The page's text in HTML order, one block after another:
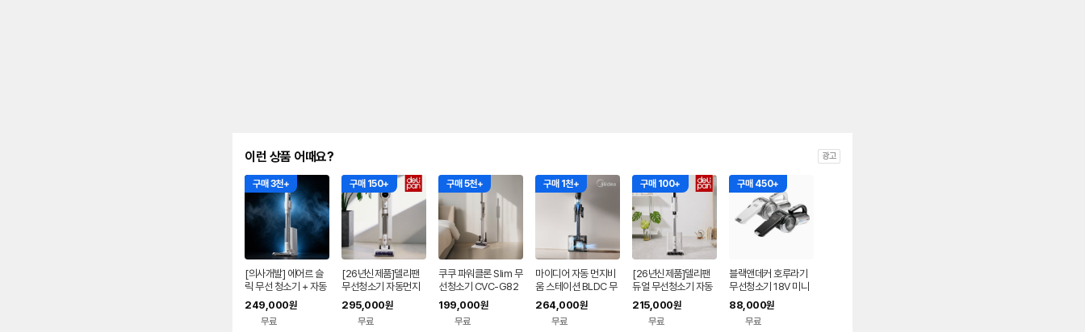
이런 상품 어때요? 광고
구매 3천+
[의사개발] 에어르 슬
릭 무선 청소기 + 자동
먼지비움
249,000원
무료
구매 150+
[26년신제품]델리팬
무선청소기 자동먼지
비움BLDC 핸디 스틱
진공 청소기 DEL-VS7
295,000원
무료
구매 5천+
쿠쿠 파워클론 Slim 무
선청소기 CVC-G82
0NWM 노블화이트
199,000원
무료
구매 1천+
마이디어 자동 먼지비
움 스테이션 BLDC 무
선 청소기 블랙 MP08
KRGY-DS
264,000원
무료
구매 100+
[26년신제품]델리팬
듀얼 무선청소기 자동
먼지비움 DEL-VS65
BLDC 3단흡입조절
초경량 진공 청소기
215,000원
무료
구매 450+
블랙앤데커 호루라기
무선청소기 18V 미니
소형 원룸
88,000원
무료